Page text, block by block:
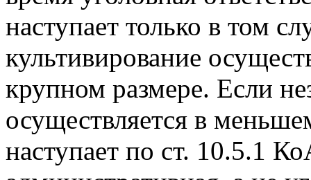
наступает только в том
культивирование
крупном размере. Если
осуществляется в
наступает по ст. 10.5.1